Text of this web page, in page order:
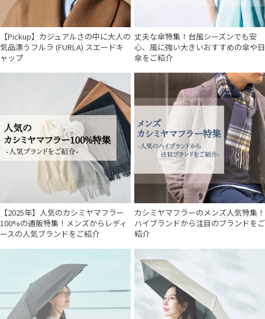
【Pickup】カジュアルさの中に大人の
気品漂うフルラ (FURLA) スエードキ
ャップ
丈夫な傘特集！台風シーズンでも安
心、風に強い大きいおすすめの傘や日
傘をご紹介
【2025年】人気のカシミヤマフラー
100%の通販特集！メンズからレディ
ースの人気ブランドをご紹介
カシミヤマフラーのメンズ人気特集！
ハイブランドから注目のブランドをご
紹介